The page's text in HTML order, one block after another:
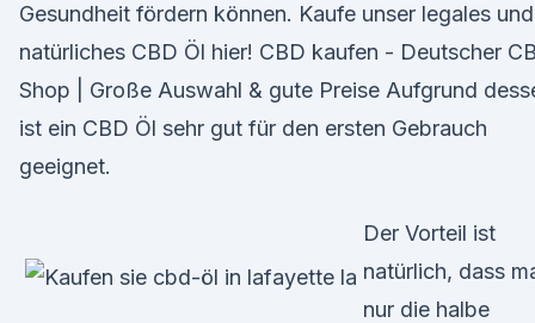
Gesundheit fördern können. Kaufe unser legales und
natürliches CBD Öl hier! CBD kaufen - Deutscher
Shop | Große Auswahl & gute Preise Aufgrund
ist ein CBD Öl sehr gut für den ersten Gebrauch
geeignet.
Der Vorteil ist
natürlich, dass
nur die halbe